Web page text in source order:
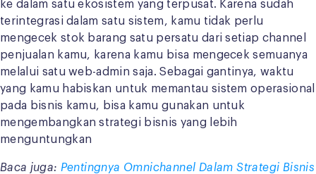
ke dalam satu ekosistem yang terpusat. Karena sudah
terintegrasi dalam satu sistem, kamu tidak perlu
mengecek stok barang satu persatu dari setiap channel
penjualan kamu, karena kamu bisa mengecek semuanya
melalui satu web-admin saja. Sebagai gantinya, waktu
yang kamu habiskan untuk memantau sistem operasional
pada bisnis kamu, bisa kamu gunakan untuk
mengembangkan strategi bisnis yang lebih
menguntungkan
Baca juga: Pentingnya Omnichannel Dalam Strategi Bisnis